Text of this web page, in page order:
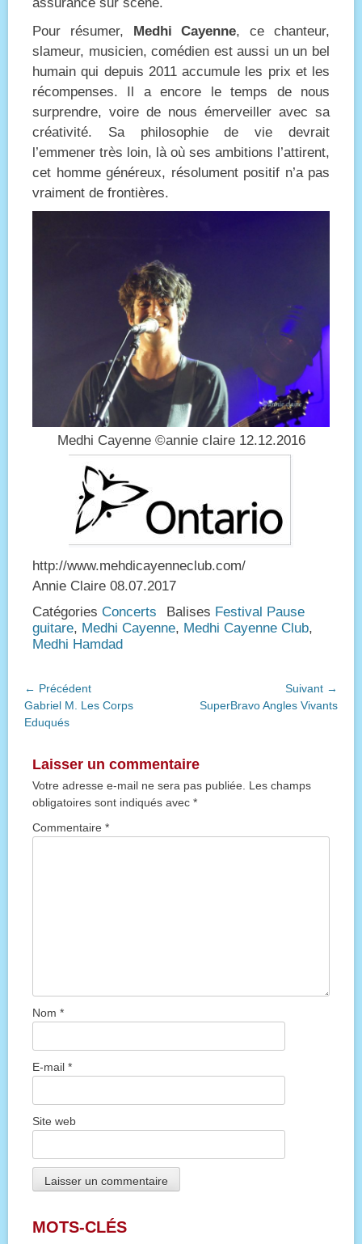
Pour résumer, Medhi Cayenne, ce chanteur,
slameur, musicien, comédien est aussi un un bel
humain qui depuis 2011 accumule les prix et les
récompenses. Il a encore le temps de nous
surprendre, voire de nous émerveiller avec sa
créativité. Sa philosophie de vie devrait
l’emmener très loin, là où ses ambitions l’attirent,
cet homme généreux, résolument positif n’a pas
vraiment de frontières.
Medhi Cayenne ©annie claire 12.12.2016
http://www.mehdicayenneclub.com/
Annie Claire 08.07.2017
Catégories Concerts Balises Festival Pause
guitare, Medhi Cayenne, Medhi Cayenne Club,
Medhi Hamdad
Navigation
de
l’article
← Précédent
Article
précédent :
Gabriel M. Les Corps
Eduqués
Suivant →
ArticleSuperBravo Angles Vivants
Laisser un commentaire
Votre adresse e-mail ne sera pas publiée. Les champs
obligatoires sont indiqués avec *
Commentaire *
Nom *
E-mail *
Site web
MOTS-CLÉS